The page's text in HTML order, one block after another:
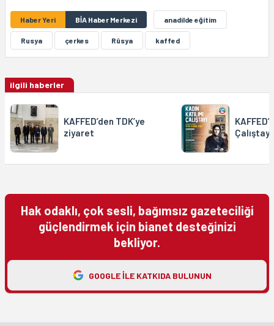
Haber Yeri BİA Haber Merkezi anadilde eğitim
Rusya çerkes Rûsya kaffed
ilgili haberler
KAFFED’den TDK’ye
ziyaret
Çalıştayı
Hak odaklı, çok sesli, bağımsız gazeteciliği
güçlendirmek için bianet desteğinizi
bekliyor.
GOOGLE ILE KATKIDA BULUNUN